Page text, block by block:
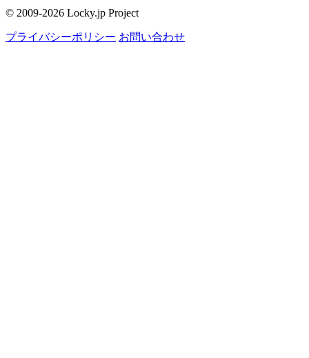
© 2009-2026 Locky.jp Project
プライバシーポリシー お問い合わせ